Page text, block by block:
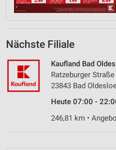
Nächste Filiale
Kaufland Bad
Ratzeburger Straße
23843 Bad
Heute 07:00 -
246,81 km •